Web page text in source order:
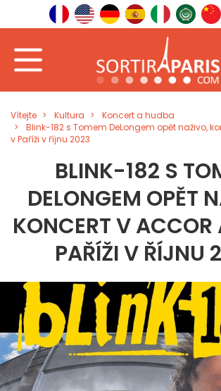
Vítejte Kultura
Koncert a hudba
Blink-182 s Tomem DeLongem opět naživo,
v Paříži v říjnu 2023
BLINK-182 S
DELONGEM OPĚT
KONCERT V ACCOR
PAŘÍŽI V ŘÍJNU